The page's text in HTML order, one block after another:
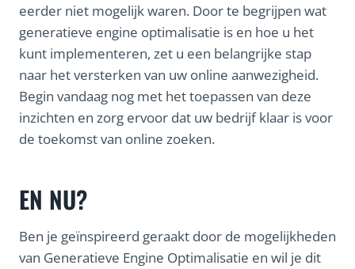
eerder niet mogelijk waren. Door te begrijpen wat
generatieve engine optimalisatie is en hoe u het
kunt implementeren, zet u een belangrijke stap
naar het versterken van uw online aanwezigheid.
Begin vandaag nog met het toepassen van deze
inzichten en zorg ervoor dat uw bedrijf klaar is voor
de toekomst van online zoeken.
EN NU?
Ben je geïnspireerd geraakt door de mogelijkheden
van Generatieve Engine Optimalisatie en wil je dit